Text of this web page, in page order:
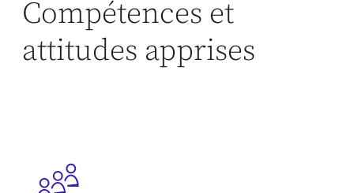
Compétences et
attitudes apprises